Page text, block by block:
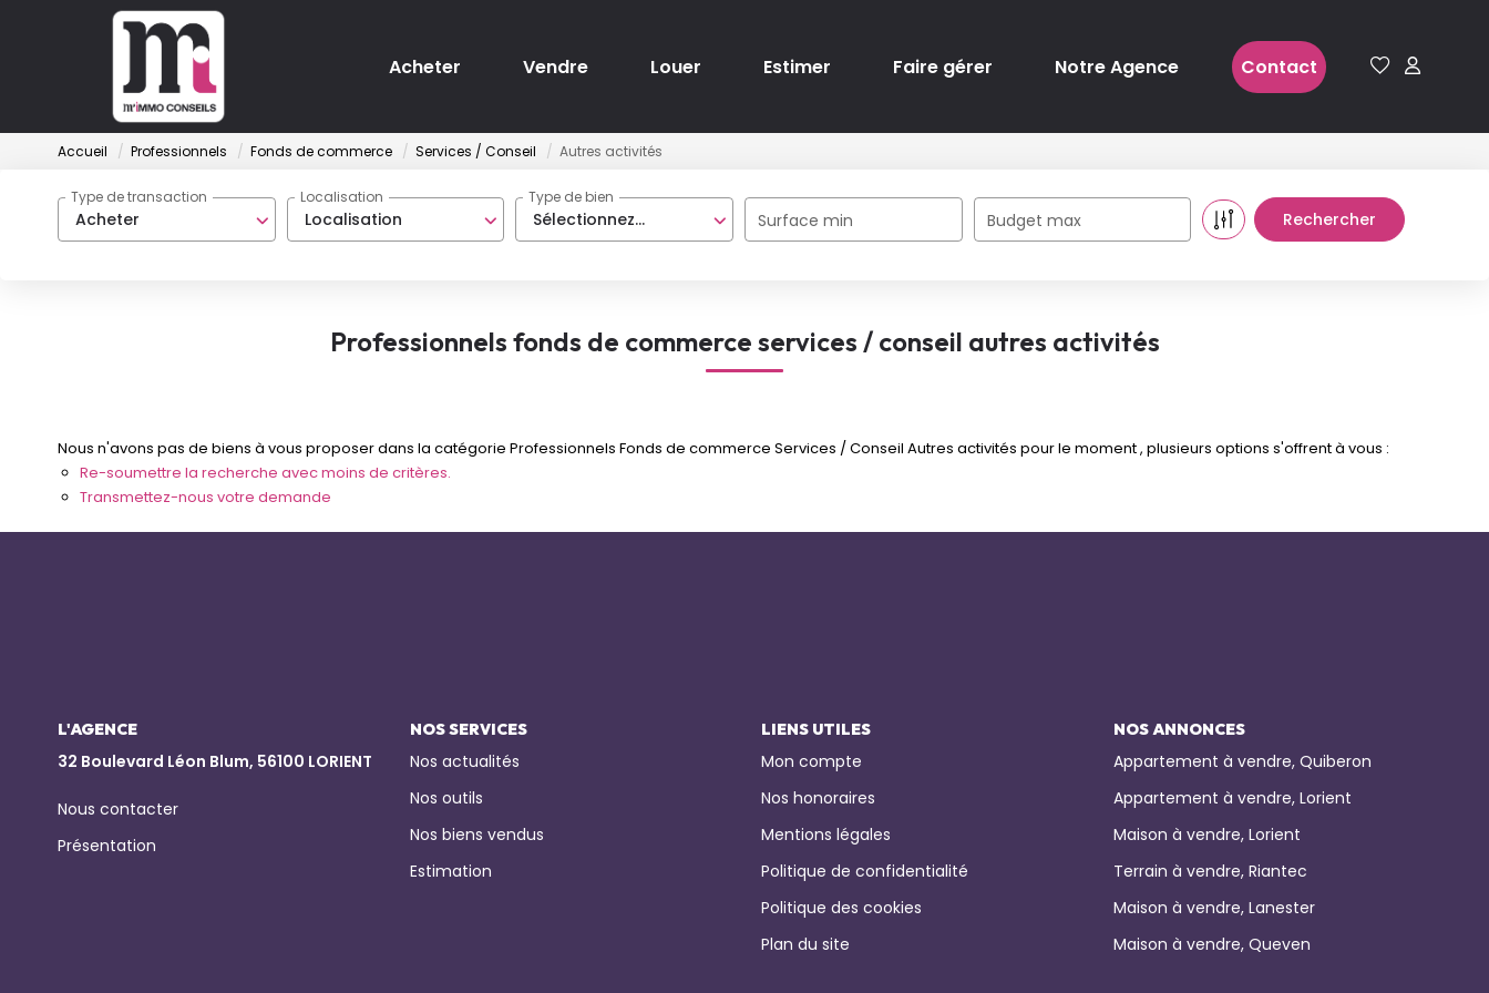
Acheter Vendre Louer Estimer Faire gérer Notre Agence Contact
Accueil Professionnels Fonds de commerce Services / Conseil Autres activités
Acheter
Type de transaction
Localisation
Localisation
Sélectionnez...
Type de bien
Surface min Budget max
Professionnels fonds de commerce services / conseil autres activités
Nous n'avons pas de biens à vous proposer dans la catégorie Professionnels Fonds de commerce Services / Conseil Autres activités pour le moment , plusieurs options s'offrent à vous :
Re-soumettre la recherche avec moins de critères.
Transmettez-nous votre demande
L'AGENCE
32 Boulevard Léon Blum, 56100 LORIENT
Nous contacter
Présentation
NOS SERVICES
Nos actualités
Nos outils
Nos biens vendus
Estimation
LIENS UTILES
Mon compte
Nos honoraires
Mentions légales
Politique de confidentialité
Politique des cookies
Plan du site
NOS ANNONCES
Appartement à vendre, Quiberon
Appartement à vendre, Lorient
Maison à vendre, Lorient
Terrain à vendre, Riantec
Maison à vendre, Lanester
Maison à vendre, Queven